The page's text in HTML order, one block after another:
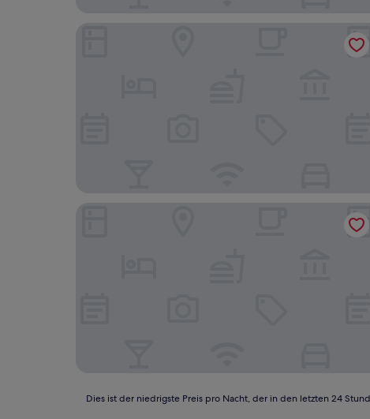
Dies
Dies ist der niedrigste Preis pro Nacht, der in den letzten 24